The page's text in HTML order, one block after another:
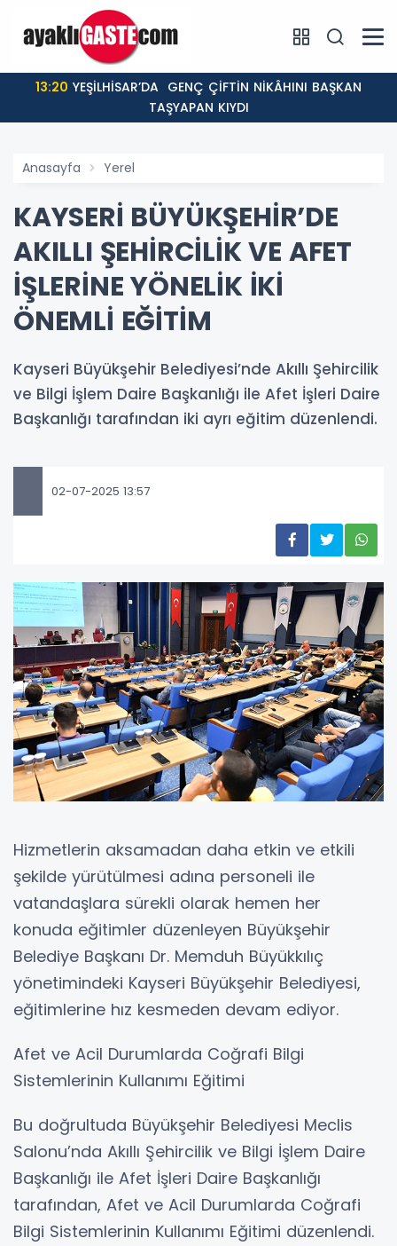
13:20
TAŞYAPAN KIYDI
Anasayfa Yerel
KAYSERİ BÜYÜKŞEHİR’DE
AKILLI ŞEHİRCİLİK VE AFET
İŞLERİNE YÖNELİK İKİ
ÖNEMLİ EĞİTİM
Kayseri Büyükşehir Belediyesi’nde Akıllı Şehircilik
ve Bilgi İşlem Daire Başkanlığı ile Afet İşleri Daire
Başkanlığı tarafından iki ayrı eğitim düzenlendi.
02-07-2025 13:57
Hizmetlerin aksamadan daha etkin ve etkili
şekilde yürütülmesi adına personeli ile
vatandaşlara sürekli olarak hemen her
konuda eğitimler düzenleyen Büyükşehir
Belediye Başkanı Dr. Memduh Büyükkılıç
yönetimindeki Kayseri Büyükşehir Belediyesi,
eğitimlerine hız kesmeden devam ediyor.
Afet ve Acil Durumlarda Coğrafi Bilgi
Sistemlerinin Kullanımı Eğitimi
Bu doğrultuda Büyükşehir Belediyesi Meclis
Salonu’nda Akıllı Şehircilik ve Bilgi İşlem Daire
Başkanlığı ile Afet İşleri Daire Başkanlığı
tarafından, Afet ve Acil Durumlarda Coğrafi
Bilgi Sistemlerinin Kullanımı Eğitimi düzenlendi.